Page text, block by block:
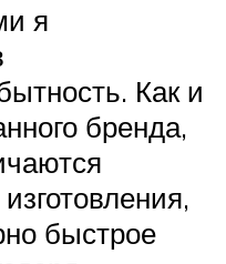
я
Как и
бренда,
быстрое